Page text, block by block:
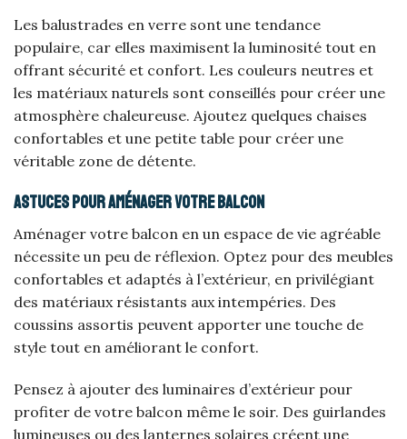
Les balustrades en verre sont une tendance
populaire, car elles maximisent la luminosité tout en
offrant sécurité et confort. Les couleurs neutres et
les matériaux naturels sont conseillés pour créer une
atmosphère chaleureuse. Ajoutez quelques chaises
confortables et une petite table pour créer une
véritable zone de détente.
Astuces pour aménager votre balcon
Aménager votre balcon en un espace de vie agréable
nécessite un peu de réflexion. Optez pour des meubles
confortables et adaptés à l’extérieur, en privilégiant
des matériaux résistants aux intempéries. Des
coussins assortis peuvent apporter une touche de
style tout en améliorant le confort.
Pensez à ajouter des luminaires d’extérieur pour
profiter de votre balcon même le soir. Des guirlandes
lumineuses ou des lanternes solaires créent une